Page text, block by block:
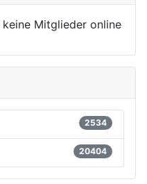
Mitglieder online
2534
20404